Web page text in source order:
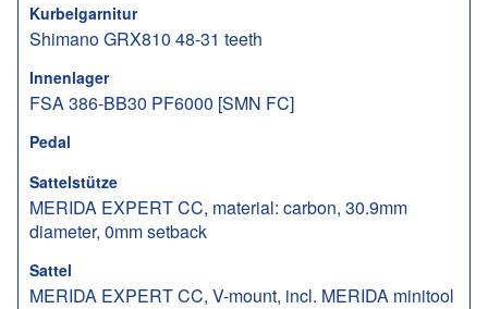
Kurbelgarnitur
Shimano GRX810 48-31 teeth
Innenlager
FSA 386-BB30 PF6000 [SMN FC]
Pedal
Sattelstütze
MERIDA EXPERT CC, material: carbon, 30.9mm
diameter, 0mm setback
Sattel
MERIDA EXPERT CC, V-mount, incl. MERIDA minitool